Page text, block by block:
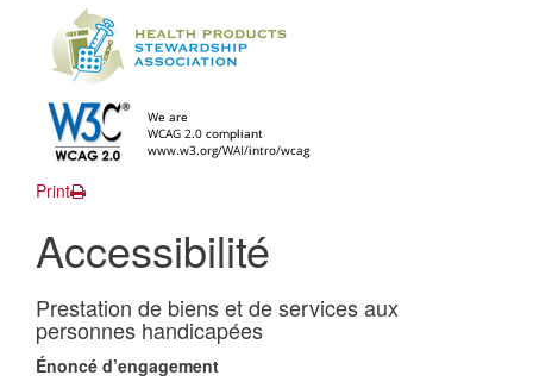
Print
Accessibilité
Prestation de biens et de services aux
personnes handicapées
Énoncé d’engagement